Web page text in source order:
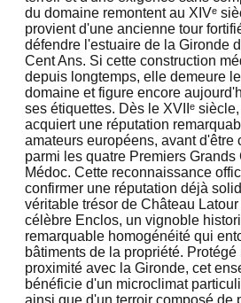
du domaine remontent au XIVᵉ
provient d'une ancienne tour
défendre l'estuaire de la Gironde
Cent Ans. Si cette construction
depuis longtemps, elle demeure
domaine et figure encore
ses étiquettes. Dès le XVIIᵉ
acquiert une réputation
amateurs européens, avant d'être
parmi les quatre Premiers Grands
Médoc. Cette reconnaissance
confirmer une réputation déjà
véritable trésor de Château
célèbre Enclos, un vignoble
remarquable homogénéité qui
bâtiments de la propriété.
proximité avec la Gironde, cet
bénéficie d'un microclimat
ainsi que d'un terroir composé de